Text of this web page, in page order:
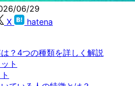
06/29
X
hatena
？4つの種類を詳しく解説
ト